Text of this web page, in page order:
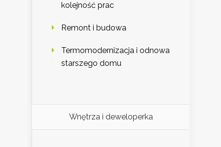
kolejność prac
Remont i budowa
Termomodernizacja i odnowa
starszego domu
Wnętrza i deweloperka